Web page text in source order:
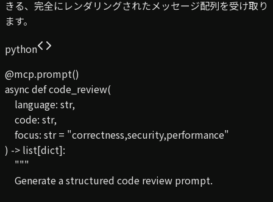
きる、完全にレンダリングされたメッセージ配列を受け取り
ます。
python
@mcp.prompt()
async def code_review(
    language: str,
    code: str,
    focus: str = "correctness,security,performance"
) -> list[dict]:
    """
    Generate a structured code review prompt.